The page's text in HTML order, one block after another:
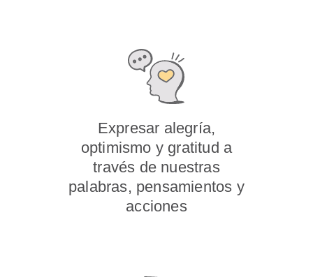
Expresar alegría,
optimismo y gratitud a
través de nuestras
palabras, pensamientos y
acciones